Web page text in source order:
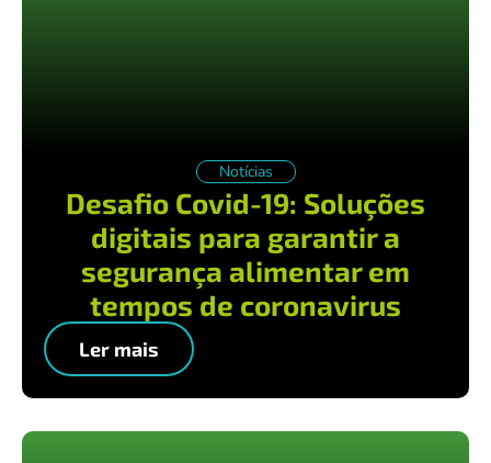
Notícias
Desafio Covid-19: Soluções
digitais para garantir a
segurança alimentar em
tempos de coronavirus
Ler mais